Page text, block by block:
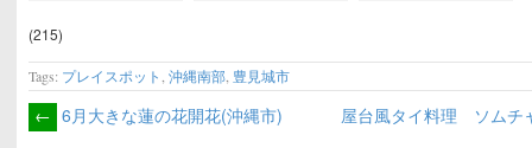
(215)
Tags: プレイスポット ,沖縄南部 豊見城市
← 6月大きな蓮の花開花(沖縄市) 屋台風タイ料理 ソムチ